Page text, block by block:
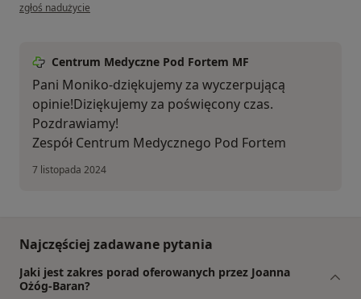
w opinii użytkownika Monika
zgłoś nadużycie
Centrum Medyczne Pod Fortem MF
Pani Moniko-dziękujemy za wyczerpującą
opinie!Diziękujemy za poświęcony czas.
Pozdrawiamy!
Zespół Centrum Medycznego Pod Fortem
7 listopada 2024
Najczęściej zadawane pytania
Jaki jest zakres porad oferowanych przez Joanna
Ożóg-Baran?